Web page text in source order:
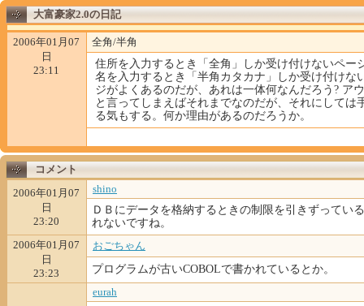
大富豪家2.0の日記
2006年01月07
日
23:11
全角/半角
住所を入力するとき「全角」しか受け付けないペー
名を入力するとき「半角カタカナ」しか受け付けな
ジがよくあるのだが、あれは一体何なんだろう? ア
と言ってしまえばそれまでなのだが、それにしては
る気もする。何か理由があるのだろうか。
コメント
2006年01月07
日
23:20
shino
ＤＢにデータを格納するときの制限を引きずってい
れないですね。
2006年01月07
日
23:23
おごちゃん
プログラムが古いCOBOLで書かれているとか。
eurah